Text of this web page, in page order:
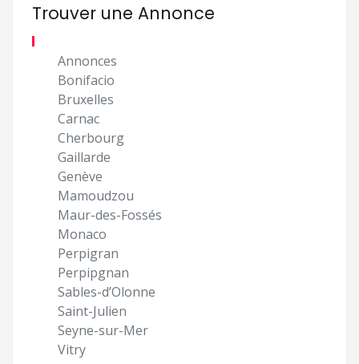
Trouver une Annonce
Annonces
Bonifacio
Bruxelles
Carnac
Cherbourg
Gaillarde
Genève
Mamoudzou
Maur-des-Fossés
Monaco
Perpigran
Perpipgnan
Sables-d’Olonne
Saint-Julien
Seyne-sur-Mer
Vitry